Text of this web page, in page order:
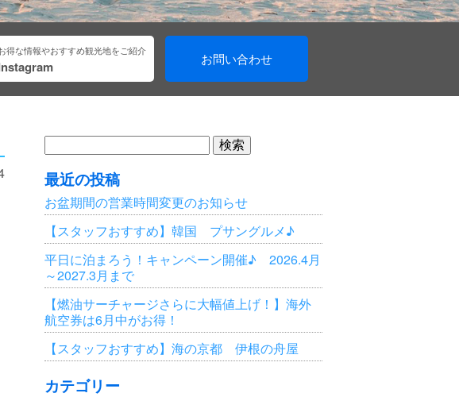
得な情報やおすすめ観光地をご紹介 お問い合わせ
検
索:
最近の投稿
お盆期間の営業時間変更のお知らせ
【スタッフおすすめ】韓国 プサングルメ♪
平日に泊まろう！キャンペーン開催♪ 2026.4月
～2027.3月まで
【燃油サーチャージさらに大幅値上げ！】海外
航空券は6月中がお得！
【スタッフおすすめ】海の京都 伊根の舟屋
カテゴリー